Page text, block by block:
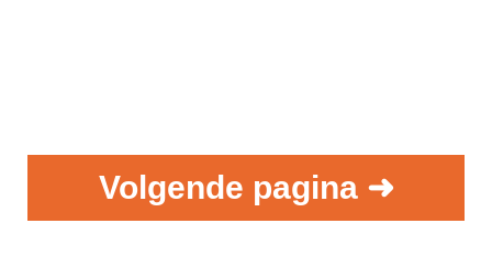
Volgende pagina ➜